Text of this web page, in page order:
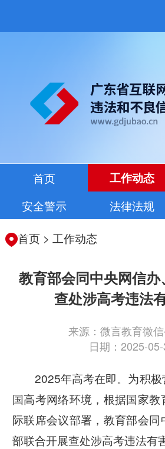
首页 工作动态
安全警示
法律法规
首页> 工作动态
教育部会同中央网信
查处涉高考违法
来源：微言教育微
日期：2025-
2025年高考在即。为积
国高考网络环境，根据国家
际联席会议部署，教育部会
部联合开展查处涉高考违法有